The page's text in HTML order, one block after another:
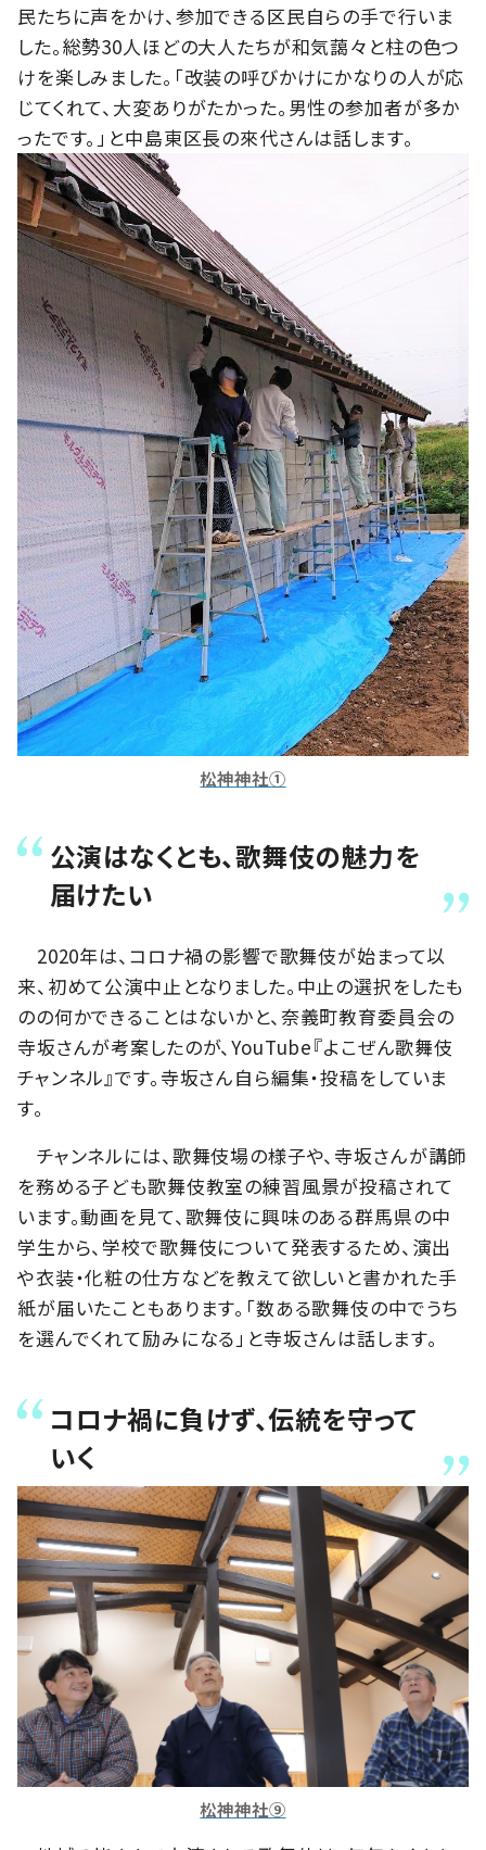
民たちに声をかけ、参加できる区民自らの手で行いま
した。総勢30人ほどの大人たちが和気藹々と柱の色つ
けを楽しみました。「改装の呼びかけにかなりの人が応
じてくれて、大変ありがたかった。男性の参加者が多か
ったです。」と中島東区長の來代さんは話します。
松神神社①
公演はなくとも、歌舞伎の魅力を
届けたい
2020年は、コロナ禍の影響で歌舞伎が始まって以
来、初めて公演中止となりました。中止の選択をしたも
のの何かできることはないかと、奈義町教育委員会の
寺坂さんが考案したのが、YouTube『よこぜん歌舞伎
チャンネル』です。寺坂さん自ら編集・投稿をしていま
す。
チャンネルには、歌舞伎場の様子や、寺坂さんが講師
を務める子ども歌舞伎教室の練習風景が投稿されて
います。動画を見て、歌舞伎に興味のある群馬県の中
学生から、学校で歌舞伎について発表するため、演出
や衣装・化粧の仕方などを教えて欲しいと書かれた手
紙が届いたこともあります。「数ある歌舞伎の中でうち
を選んでくれて励みになる」と寺坂さんは話します。
コロナ禍に負けず、伝統を守って
いく
松神神社⑨